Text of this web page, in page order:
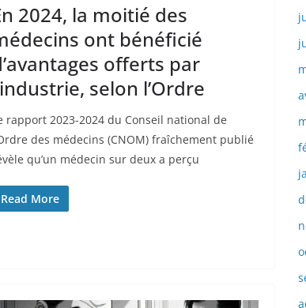
2024, la moitié des
ont bénéficié
offerts par
selon l’Ordre
rapport 2023-2024 du Conseil national de
des médecins (CNOM) fraîchement publié
qu’un médecin sur deux a perçu
Read More